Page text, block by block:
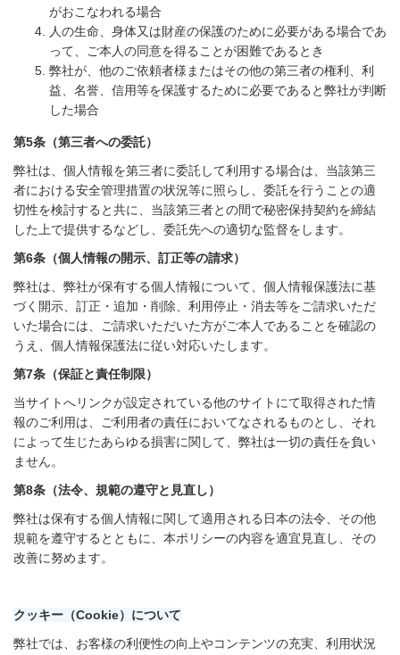
がおこなわれる場合
人の生命、身体又は財産の保護のために必要がある場合であ
って、ご本人の同意を得ることが困難であるとき
弊社が、他のご依頼者様またはその他の第三者の権利、利
益、名誉、信用等を保護するために必要であると弊社が判断
した場合
第5条（第三者への委託）
弊社は、個人情報を第三者に委託して利用する場合は、当該第三
者における安全管理措置の状況等に照らし、委託を行うことの適
切性を検討すると共に、当該第三者との間で秘密保持契約を締結
した上で提供するなどし、委託先への適切な監督をします。
第6条（個人情報の開示、訂正等の請求）
弊社は、弊社が保有する個人情報について、個人情報保護法に基
づく開示、訂正・追加・削除、利用停止・消去等をご請求いただ
いた場合には、ご請求いただいた方がご本人であることを確認の
うえ、個人情報保護法に従い対応いたします。
第7条（保証と責任制限）
当サイトへリンクが設定されている他のサイトにて取得された情
報のご利用は、ご利用者の責任においてなされるものとし、それ
によって生じたあらゆる損害に関して、弊社は一切の責任を負い
ません。
第8条（法令、規範の遵守と見直し）
弊社は保有する個人情報に関して適用される日本の法令、その他
規範を遵守するとともに、本ポリシーの内容を適宜見直し、その
改善に努めます。
クッキー（Cookie）について
弊社では、お客様の利便性の向上やコンテンツの充実、利用状況